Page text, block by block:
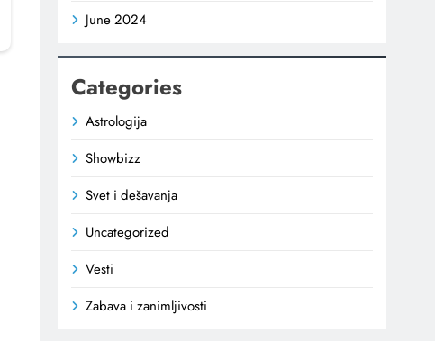
June 2024
Categories
Astrologija
Showbizz
Svet i dešavanja
Uncategorized
Vesti
Zabava i zanimljivosti